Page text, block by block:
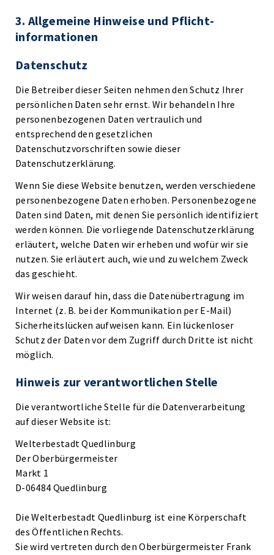
3. Allgemeine Hinweise und Pflicht­
informationen
Datenschutz
Die Betreiber dieser Seiten nehmen den Schutz Ihrer
persönlichen Daten sehr ernst. Wir behandeln Ihre
personenbezogenen Daten vertraulich und
entsprechend den gesetzlichen
Datenschutzvorschriften sowie dieser
Datenschutzerklärung.
Wenn Sie diese Website benutzen, werden verschiedene
personenbezogene Daten erhoben. Personenbezogene
Daten sind Daten, mit denen Sie persönlich identifiziert
werden können. Die vorliegende Datenschutzerklärung
erläutert, welche Daten wir erheben und wofür wir sie
nutzen. Sie erläutert auch, wie und zu welchem Zweck
das geschieht.
Wir weisen darauf hin, dass die Datenübertragung im
Internet (z. B. bei der Kommunikation per E-Mail)
Sicherheitslücken aufweisen kann. Ein lückenloser
Schutz der Daten vor dem Zugriff durch Dritte ist nicht
möglich.
Hinweis zur verantwortlichen Stelle
Die verantwortliche Stelle für die Datenverarbeitung
auf dieser Website ist:
Welterbestadt Quedlinburg
Der Oberbürgermeister
Markt 1
D-06484 Quedlinburg
Die Welterbestadt Quedlinburg ist eine Körperschaft
des Öffentlichen Rechts.
Sie wird vertreten durch den Oberbürgermeister Frank